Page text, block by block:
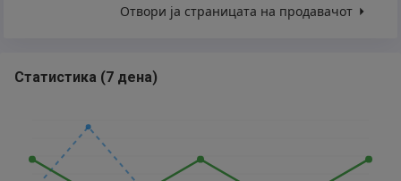
Отвори ја страницата на продавачот
Статистика (7 дена)